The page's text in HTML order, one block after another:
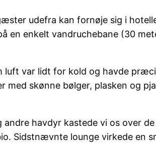
udefra kan fornøje sig i
en enkelt vandruchebane (30
luft var lidt for kold og havde
skønne bølger, plasken og
havdyr kastede vi os over
Sidstnævnte lounge virkede